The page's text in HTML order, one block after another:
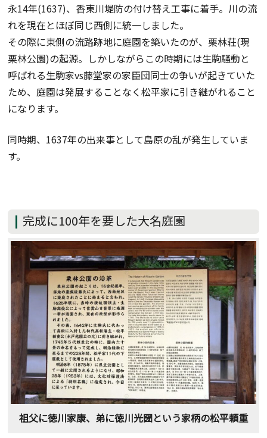
永14年(1637)、香東川堤防の付け替え工事に着手。川の流
れを現在とほぼ同じ西側に統一しました。
その際に東側の流路跡地に庭園を築いたのが、栗林荘(現
栗林公園)の起源。しかしながらこの時期には生駒騒動と
呼ばれる生駒家vs藤堂家の家臣団同士の争いが起きていた
ため、庭園は発展することなく松平家に引き継がれること
になります。
同時期、1637年の出来事として島原の乱が発生していま
す。
完成に100年を要した大名庭園
祖父に徳川家康、弟に徳川光圀という家柄の松平頼重